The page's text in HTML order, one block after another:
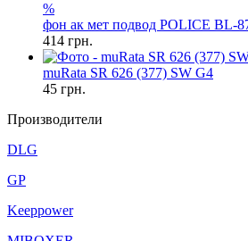
%
фон ак мет подвод POLICE BL-
414 грн.
muRata SR 626 (377) SW G4
45 грн.
Производители
DLG
GP
Keeppower